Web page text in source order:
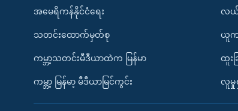
အမေရိကန်နိုင်ငံရေး
သတင်းထောက်မှတ်စု
ကမ္ဘာ့သတင်းမီဒီယာထဲက မြန်မာ
ကမ္ဘာ့ မြန်မာ့ မီဒီယာမြင်ကွင်း
လယ်
ယူက
ထူးခ
လူမှု